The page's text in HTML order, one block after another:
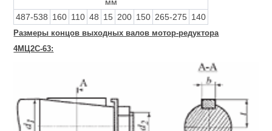
мм
487-538 160 110 48 15 200 150 265-275 140
Размеры концов выходных валов мотор-редуктора
4МЦ2С-63: